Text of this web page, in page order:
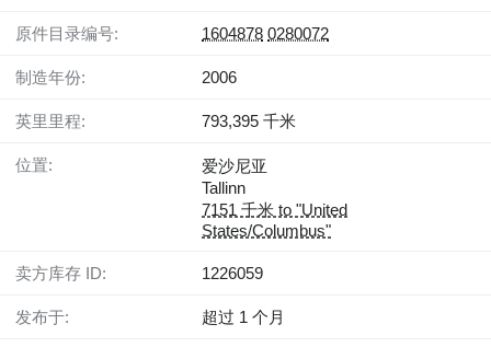
原件目录编号: 1604878 0280072
制造年份: 2006
英里里程: 793,395 千米
位置:
爱沙尼亚
Tallinn
7151 千米 to "United
States/Columbus"
卖方库存 ID: 1226059
发布于: 超过 1 个月